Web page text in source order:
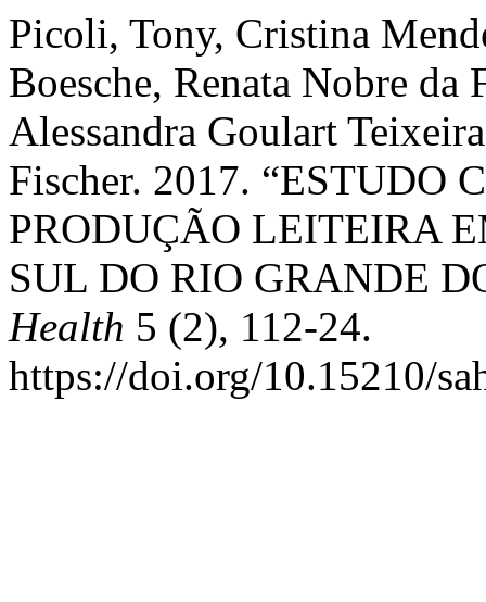
Picoli, Tony, Cristina
Boesche, Renata Nobre da
Alessandra Goulart
Fischer. 2017. “ESTUDO
PRODUÇÃO LEITEIRA
SUL DO RIO GRANDE
Health 5 (2), 112-24.
https://doi.org/10.15210/